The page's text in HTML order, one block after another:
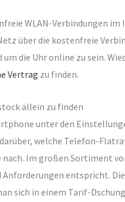
WLAN-Verbindungen
über die kostenfreie
die Uhr online zu sein.
Vertrag zu finden.
allein zu finden
unter den
welche Telefon-
Im großen Sortiment
entspricht.
sich in einem Tarif-